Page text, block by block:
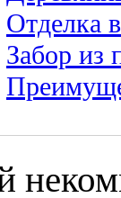
Отделка
Забор из